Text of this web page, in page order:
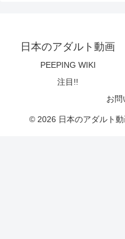
日本のアダルト動
PEEPING WIKI
注目!!
お問
© 2026 日本のアダル